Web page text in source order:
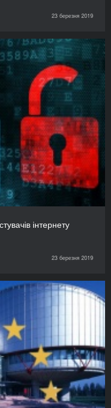
23 березня 2019
інтернету
23 березня 2019